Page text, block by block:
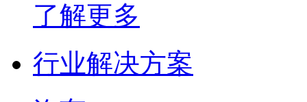
了解更多
行业解决方案